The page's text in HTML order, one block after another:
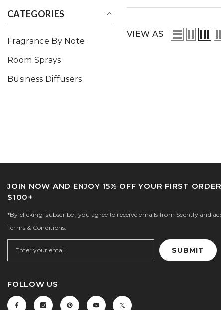
CATEGORIES
Fragrance By Note
Room Sprays
Business Diffusers
VIEW AS
JOIN NOW AND ENJOY 15% OFF YOUR FIRST
$100+
*By clicking 'subscribe', you agree to receive emails from Scently and
Terms & Conditions.
SUBMIT
FOLLOW US